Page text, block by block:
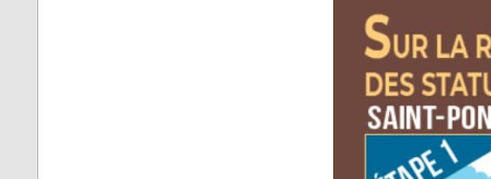
Fontrieu
Lacrouzette
Lacaze
Lasfaillades
pour